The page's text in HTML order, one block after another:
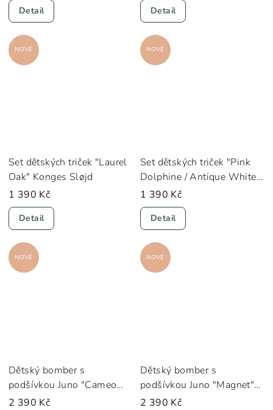
Detail Detail
NOVÉ
Set dětských triček "Laurel
Oak" Konges Sløjd
1 390 Kč
Detail
NOVÉ
Set dětských triček "Pink
Dolphine / Antique White"
Konges Sløjd
1 390 Kč
Detail
NOVÉ
Dětský bomber s
podšívkou Juno "Cameo
Rose" Konges Sløjd
2 390 Kč
NOVÉ
Dětský bomber s
podšívkou Juno "Magnet"
Konges Sløjd
2 390 Kč